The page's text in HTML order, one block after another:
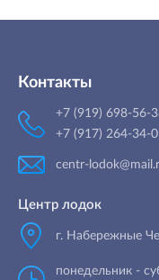
Контакты
+7 (919) 698-56-
+7 (917) 264-34-
centr-
Центр лодок
г. Набережные
понедельник -